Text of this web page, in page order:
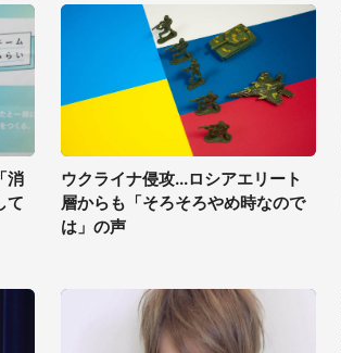
消
て
ウクライナ侵攻...ロシアエリート
層からも「そろそろやめ時なので
は」の声